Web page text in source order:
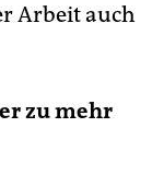
Arbeit auch
zu mehr